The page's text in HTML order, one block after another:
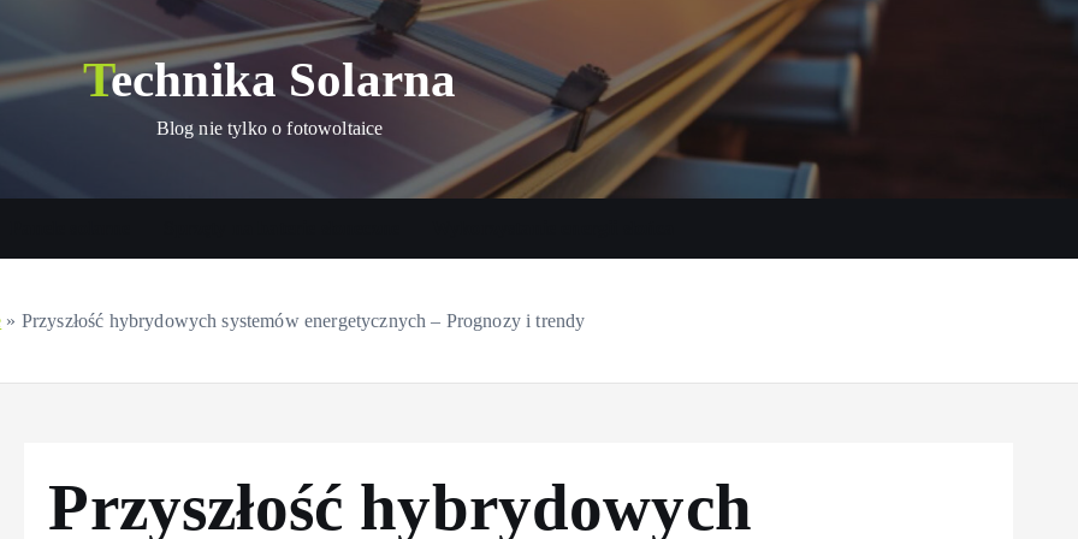
Technika Solarna
Blog nie tylko o fotowoltaice
» Przyszłość hybrydowych systemów energetycznych – Prognozy i trendy
Przyszłość hybrydowych